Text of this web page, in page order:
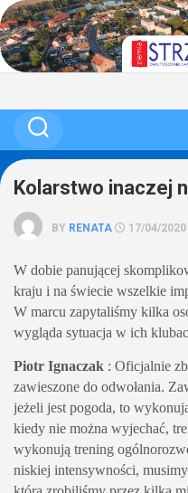
Skip
to
content
Kolarstwo inaczej
BY RENATA 17/04/2020
W dobie panującej
kraju i na świecie wszelkie
W marcu zapytaliśmy kilka
wygląda sytuacja w ich
Piotr Ignaczak : Oficjalnie
zawieszone do odwołania.
jeżeli jest pogoda, to
kiedy nie można wyjechać,
wykonują trening
niskiej intensywności,